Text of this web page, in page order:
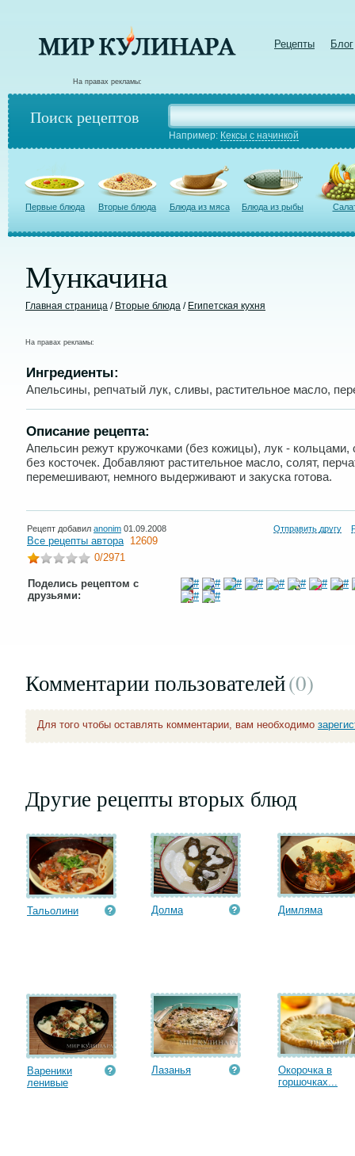
Рецепты Блог
На правах рекламы:
Поиск рецептов
Например: Кексы с начинкой
Первые блюда Вторые блюда Блюда из мяса Блюда из рыбы
Мункачина
Главная страница / Вторые блюда / Египетская кухня
На правах рекламы:
Ингредиенты:
Апельсины, репчатый лук, сливы, растительное масло,
Описание рецепта:
Апельсин режут кружочками (без кожицы), лук - кольцами,
без косточек. Добавляют растительное масло, солят,
перемешивают, немного выдерживают и закуска готова.
Рецепт добавил anonim 01.09.2008 Отправить другу
Все рецепты автора 12609
0/2971
Поделись рецептом с
друзьями:
Комментарии пользователей(0)
Для того чтобы оставлять комментарии, вам необходимо
Другие рецепты вторых блюд
Тальолини Долма Димляма
Вареники
ленивые
Лазанья
Окорочка в
горшочках...